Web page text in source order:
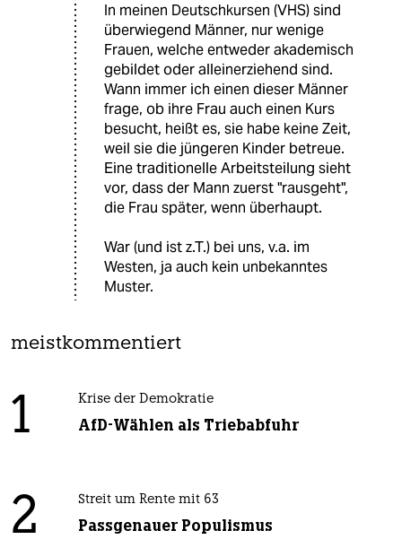
In meinen Deutschkursen (VHS) sind
überwiegend Männer, nur wenige
Frauen, welche entweder akademisch
gebildet oder alleinerziehend sind.
Wann immer ich einen dieser Männer
frage, ob ihre Frau auch einen Kurs
besucht, heißt es, sie habe keine Zeit,
weil sie die jüngeren Kinder betreue.
Eine traditionelle Arbeitsteilung sieht
vor, dass der Mann zuerst "rausgeht",
die Frau später, wenn überhaupt.
War (und ist z.T.) bei uns, v.a. im
Westen, ja auch kein unbekanntes
Muster.
meistkommentiert
1 Krise der Demokratie
AfD-Wählen als Triebabfuhr
2 Streit um Rente mit 63
Passgenauer Populismus